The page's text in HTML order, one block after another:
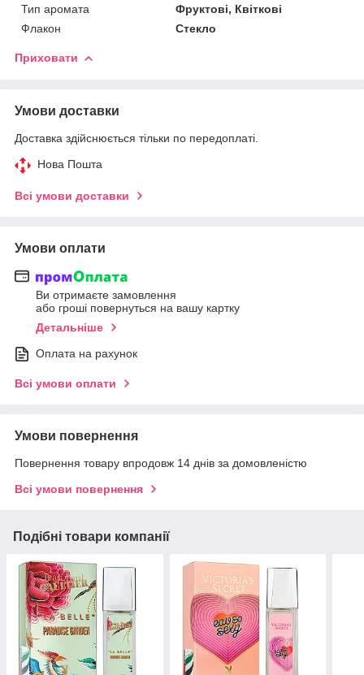
Тип аромата
Фруктові, Квіткові
Флакон
Стекло
Приховати
Умови доставки
Доставка здійснюється тільки по передоплаті.
Нова Пошта
Всі умови доставки
Умови оплати
Ви отримаєте замовлення
або гроші повернуться на вашу картку
Детальніше
Оплата на рахунок
Всі умови оплати
Умови повернення
Повернення товару впродовж 14 днів за домовленістю
Всі умови повернення
Подібні товари компанії